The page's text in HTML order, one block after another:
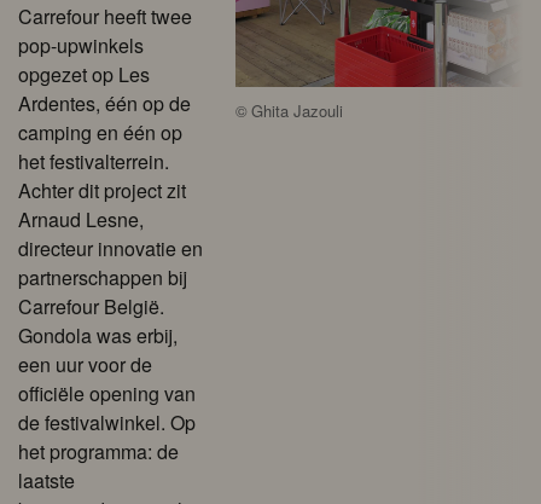
Carrefour heeft twee
pop-upwinkels
opgezet op Les
Ardentes, één op de
camping en één op
het festivalterrein.
Achter dit project zit
Arnaud Lesne,
directeur innovatie en
partnerschappen bij
Carrefour België.
Gondola was erbij,
een uur voor de
officiële opening van
de festivalwinkel. Op
het programma: de
laatste
©Ghita Jazouli